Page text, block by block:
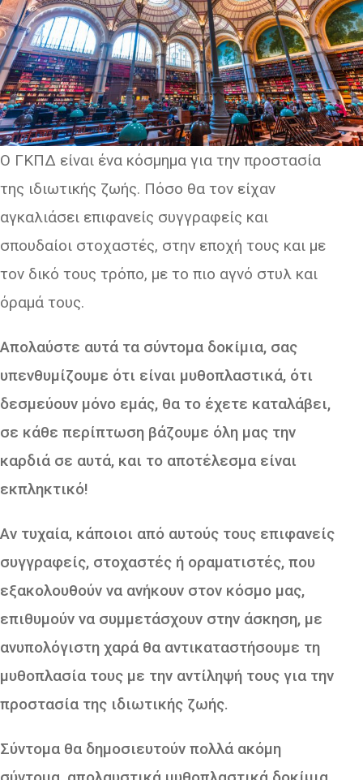
Ο ΓΚΠΔ είναι ένα κόσμημα για την προστασία
της ιδιωτικής ζωής. Πόσο θα τον είχαν
αγκαλιάσει επιφανείς συγγραφείς και
σπουδαίοι στοχαστές, στην εποχή τους και με
τον δικό τους τρόπο, με το πιο αγνό στυλ και
όραμά τους.
Απολαύστε αυτά τα σύντομα δοκίμια, σας
υπενθυμίζουμε ότι είναι μυθοπλαστικά, ότι
δεσμεύουν μόνο εμάς, θα το έχετε καταλάβει,
σε κάθε περίπτωση βάζουμε όλη μας την
καρδιά σε αυτά, και το αποτέλεσμα είναι
εκπληκτικό!
Αν τυχαία, κάποιοι από αυτούς τους επιφανείς
συγγραφείς, στοχαστές ή οραματιστές, που
εξακολουθούν να ανήκουν στον κόσμο μας,
επιθυμούν να συμμετάσχουν στην άσκηση, με
ανυπολόγιστη χαρά θα αντικαταστήσουμε τη
μυθοπλασία τους με την αντίληψή τους για την
προστασία της ιδιωτικής ζωής.
Σύντομα θα δημοσιευτούν πολλά ακόμη